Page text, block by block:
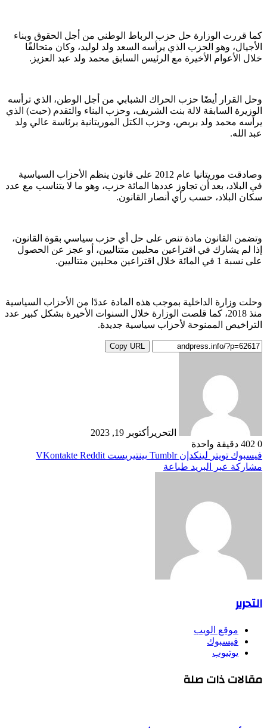
كما قررت الوزارة حل حزب الرباط الوطني من أجل الحقوق وبناء
الأجيال، وهو الحزب الذي يرأسه السعد ولد لوليد، وكان متحالفًا
خلال الأعوام الأخيرة مع الرئيس السابق محمد ولد عبد العزيز.
وحل القرار أيضًا حزب الحراك الشبابي من أجل الوطن، الذي ترأسه
الوزيرة السابقة لالة بنت الشريف، وحزب البناء والتقدم (حبت) الذي
يرأسه محمد ولد بربص، وحزب الكتل الموريتانية برئاسة عالي ولد
عبد الله.
وصادقت موريتانيا عام 2012 على قانون ينظم الأحزاب السياسية
في البلاد، بعد أن تجاوز عددها المائة حزب، وهو ما لا يتناسب مع عدد
سكان البلاد، حسب رأي أنصار القانون.
وتضمن القانون مادة تنص على حل أي حزب سياسي بقوة القانون،
إذا لم يشارك في اقتراعين محليين متتاليين، أو عجز عن الحصول
على نسبة 1 في المائة خلال اقتراعين محليين متتاليين.
وحلت وزارة الداخلية بموجب هذه المادة عددًا من الأحزاب السياسية
منذ 2018، كما قلصت الوزارة خلال السنوات الأخيرة بشكل كبير عدد
التراخيص الممنوحة لأحزاب سياسية جديدة.
Copy URL
التحرير أكتوبر 19, 2023
0
دقيقة واحدة
فيسبوك تويتر لينكدإن بينتيريست
مشاركة عبر البريد طباعة
التحرير
موقع الويب
فيسبوك
يوتيوب
مقالات ذات صلة